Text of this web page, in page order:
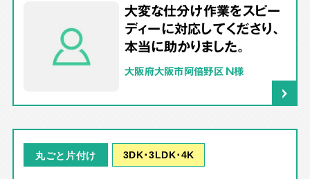
大変な仕分け作業をスピー
ディーに対応してくださり、
本当に助かりました。
大阪府大阪市阿倍野区 N様
丸ごと片付け 3DK･3LDK･4K